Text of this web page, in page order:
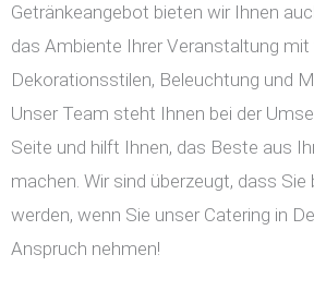
Getränkeangebot bieten wir Ihnen
das Ambiente Ihrer Veranstaltung mit
Dekorationsstilen, Beleuchtung und
Unser Team steht Ihnen bei der
Seite und hilft Ihnen, das Beste aus
machen. Wir sind überzeugt, dass
werden, wenn Sie unser Catering in
Anspruch nehmen!